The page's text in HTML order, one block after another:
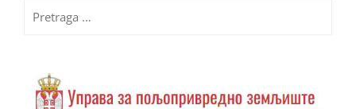
za: